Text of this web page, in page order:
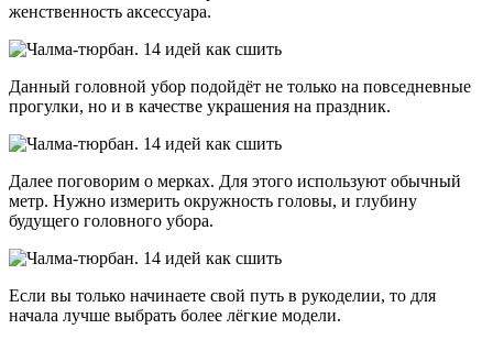
женственность аксессуара.
Данный головной убор подойдёт не только на повседневные
прогулки, но и в качестве украшения на праздник.
Далее поговорим о мерках. Для этого используют обычный
метр. Нужно измерить окружность головы, и глубину
будущего головного убора.
Если вы только начинаете свой путь в рукоделии, то для
начала лучше выбрать более лёгкие модели.